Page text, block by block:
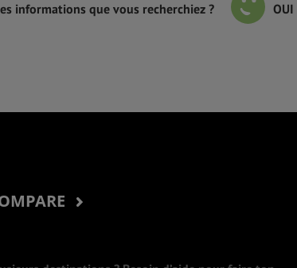
informations que vous recherchiez ? OUI